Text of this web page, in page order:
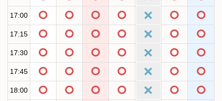
17:00
17:15
17:30
17:45
18:00